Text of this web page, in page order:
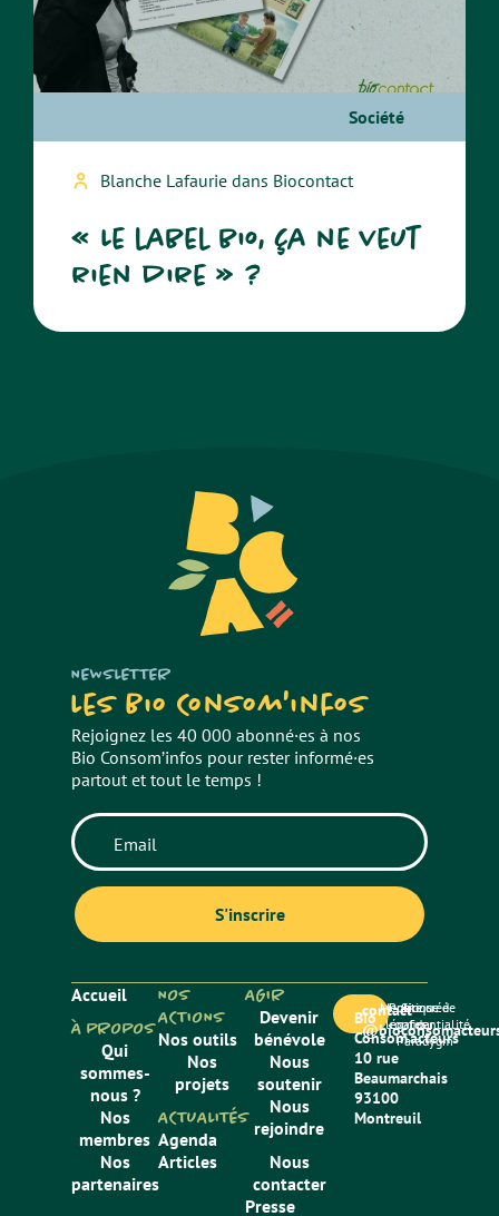
Société
Blanche Lafaurie dans Biocontact
« Le label bio, ça ne veut
rien dire » ?
NEWSLETTER
Les Bio Consom'infos
Rejoignez les 40 000 abonné·es à nos
Bio Consom’infos pour rester informé·es
partout et tout le temps !
Accueil
À PROPOS
Qui
sommes-
nous ?
Nos
membres
Nos
partenaires
NOS
ACTIONS
Nos outils
Nos
projets
ACTUALITÉS
Agenda
Articles
AGIR
Devenir
bénévole
Nous
soutenir
Nous
rejoindre
Nous
contacter
Presse
Bio
Consom’acteurs
10 rue
Beaumarchais
93100
Montreuil
contact
Mentions
légales
Politique de
confidentialité
Site créé
par
Paradygm